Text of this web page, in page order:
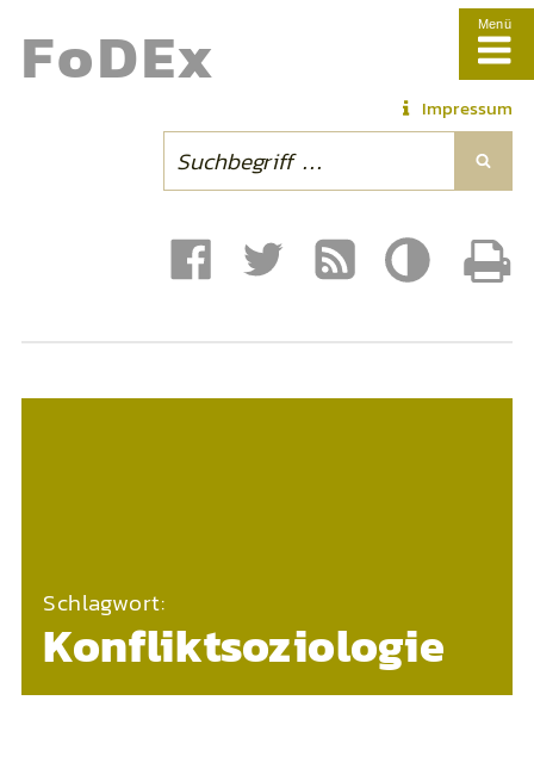
Menü
Impressum
FoDEx
Schlagwort:
Konfliktsoziologie